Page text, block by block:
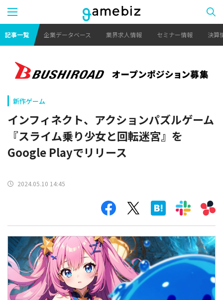
記事一覧 企業データベース 業界求人情報 セミナー情報 決算
新作ゲーム
インフィネクト、アクションパズルゲーム
『スライム乗り少女と回転迷宮』を
Google Playでリリース
2024.05.10 14:45